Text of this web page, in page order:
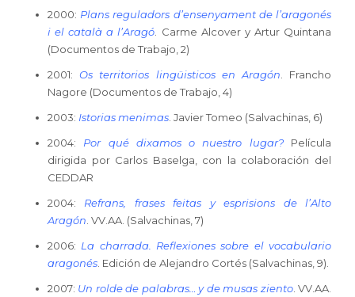
2000: Plans reguladors d’ensenyament de l’aragonés
i el català a l’Aragó . Carme Alcover y Artur Quintana
(Documentos de Trabajo, 2)
2001:Os territorios lingüisticos en Aragón . Francho
Nagore (Documentos de Trabajo, 4)
2003: Istorias menimas . Javier Tomeo (Salvachinas, 6)
2004:
Por qué dixamos o nuestro lugar? Película
dirigida por Carlos Baselga, con la colaboración del
CEDDAR
2004: Refrans, frases feitas y esprisions de l’Alto
Aragón . VV.AA. (Salvachinas, 7)
2006: La charrada. Reflexiones sobre el vocabulario
aragonés . Edición de Alejandro Cortés (Salvachinas, 9).
2007: Un rolde de palabras… y de musas ziento. VV.AA.